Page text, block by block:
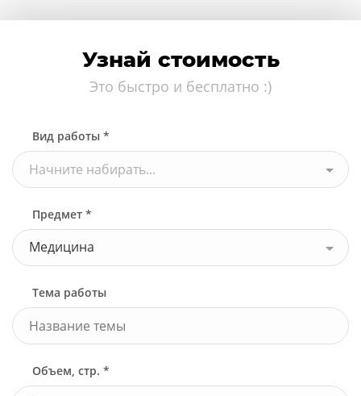
Узнай стоимость
Это быстро и бесплатно :)
Вид работы *
Начните набирать...
Предмет *
Медицина
Тема работы
Объем, стр. *